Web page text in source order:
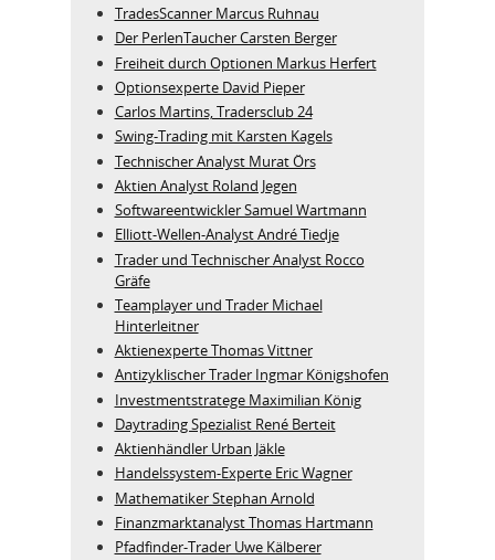
TradesScanner Marcus Ruhnau
Der PerlenTaucher Carsten Berger
Freiheit durch Optionen Markus Herfert
Optionsexperte David Pieper
Carlos Martins, Tradersclub 24
Swing-Trading mit Karsten Kagels
Technischer Analyst Murat Örs
Aktien Analyst Roland Jegen
Softwareentwickler Samuel Wartmann
Elliott-Wellen-Analyst André Tiedje
Trader und Technischer Analyst Rocco
Gräfe
Teamplayer und Trader Michael
Hinterleitner
Aktienexperte Thomas Vittner
Antizyklischer Trader Ingmar Königshofen
Investmentstratege Maximilian König
Daytrading Spezialist René Berteit
Aktienhändler Urban Jäkle
Handelssystem-Experte Eric Wagner
Mathematiker Stephan Arnold
Finanzmarktanalyst Thomas Hartmann
Pfadfinder-Trader Uwe Kälberer